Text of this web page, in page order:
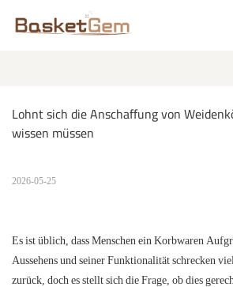
Lohnt sich die Anschaffung von
wissen müssen
2026-05-25
Es ist üblich, dass Menschen ein Korbwaren
Aussehens und seiner Funktionalität schrecken
zurück, doch es stellt sich die Frage, ob dies